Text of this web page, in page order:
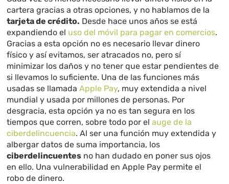
cartera gracias a otras opciones, y no hablamos de la
tarjeta de crédito. Desde hace unos años se está
expandiendo el uso del móvil para pagar en comercios.
Gracias a esta opción no es necesario llevar dinero
físico y así evitamos, ser atracados no, pero sí
minimizar los daños y no tener que estar pendientes de
si llevamos lo suficiente. Una de las funciones más
usadas se llamadaApple Pay, muy extendida a nivel
mundial y usada por millones de personas. Por
desgracia, esta opción ya no es tan segura en los
tiempos que corren, sobre todo por elauge de la
ciberdelincuencia. Al ser una función muy extendida y
albergar datos de suma importancia, los
ciberdelincuentes no han dudado en poner sus ojos
en ello. Una vulnerabilidad en Apple Pay permite el
robo de dinero.